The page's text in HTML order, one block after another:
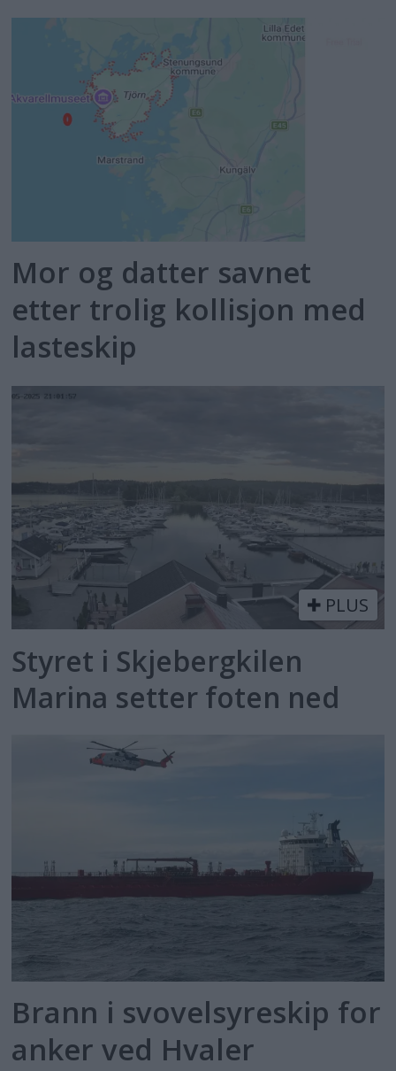
Mor og datter savnet
etter trolig kollisjon med
lasteskip
PLUS
Styret i Skjebergkilen
Marina setter foten ned
Brann i svovelsyreskip for
anker ved Hvaler